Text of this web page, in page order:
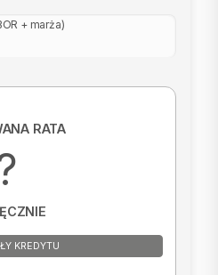
+ marża)
RATA
KREDYTU